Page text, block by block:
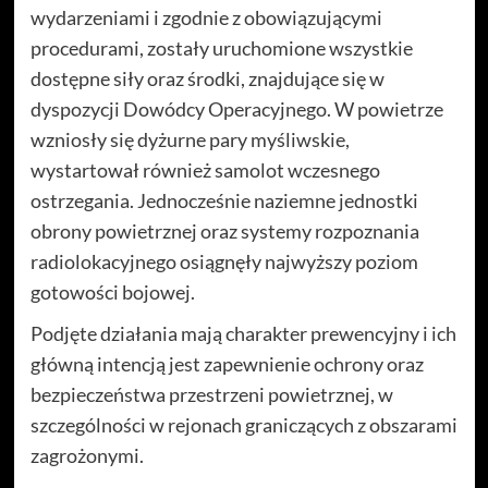
wydarzeniami i zgodnie z obowiązującymi
procedurami, zostały uruchomione wszystkie
dostępne siły oraz środki, znajdujące się w
dyspozycji Dowódcy Operacyjnego. W powietrze
wzniosły się dyżurne pary myśliwskie,
wystartował również samolot wczesnego
ostrzegania. Jednocześnie naziemne jednostki
obrony powietrznej oraz systemy rozpoznania
radiolokacyjnego osiągnęły najwyższy poziom
gotowości bojowej.
Podjęte działania mają charakter prewencyjny i ich
główną intencją jest zapewnienie ochrony oraz
bezpieczeństwa przestrzeni powietrznej, w
szczególności w rejonach graniczących z obszarami
zagrożonymi.